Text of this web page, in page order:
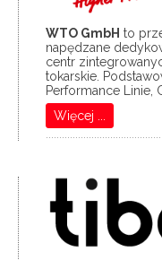
WTO GmbH to
napędzane
centr
tokarskie.
Performance Linie,
Więcej ...